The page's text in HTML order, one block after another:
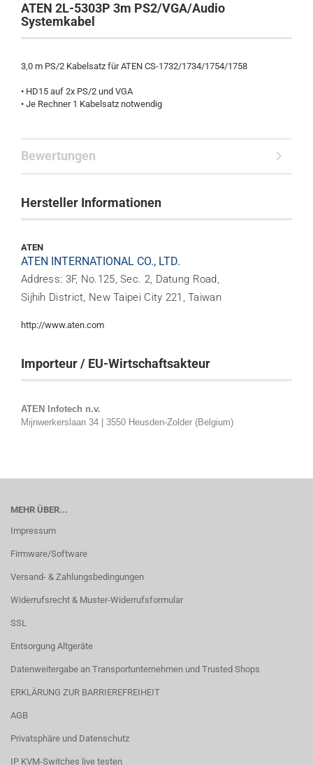
ATEN 2L-5303P 3m PS2/VGA/Audio
Systemkabel
3,0 m PS/2 Kabelsatz für ATEN CS-1732/1734/1754/1758
• HD15 auf 2x PS/2 und VGA
• Je Rechner 1 Kabelsatz notwendig
Bewertungen
Hersteller Informationen
ATEN
ATEN INTERNATIONAL CO., LTD.
Address: 3F, No.125, Sec. 2, Datung Road,
Sijhih District, New Taipei City 221, Taiwan
http://www.aten.com
Importeur / EU-Wirtschaftsakteur
ATEN Infotech n.v.
Mijnwerkerslaan 34 | 3550 Heusden-Zolder (Belgium)
MEHR ÜBER...
Impressum
Firmware/Software
Versand- & Zahlungsbedingungen
Widerrufsrecht & Muster-Widerrufsformular
SSL
Entsorgung Altgeräte
Datenweitergabe an Transportunternehmen und Trusted Shops
ERKLÄRUNG ZUR BARRIEREFREIHEIT
AGB
Privatsphäre und Datenschutz
IP KVM-Switches live testen